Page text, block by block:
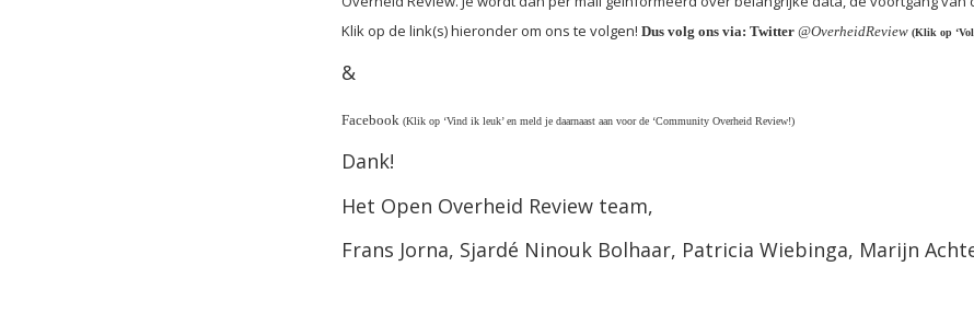
Klik op de link(s) hieronder om ons te volgen! Dus volg ons via: Twitter @OverheidReview (Klik op
&
Facebook (Klik op ‘Vind ik leuk’ en meld je daarnaast aan voor de ‘Community Overheid Review!)
Dank!
Het Open Overheid Review team,
Frans Jorna, Sjardé Ninouk Bolhaar, Patricia Wiebinga, Marijn